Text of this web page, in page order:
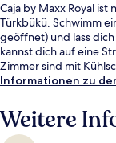
Caja by Maxx Royal
Türkbükü. Schwimm
geöffnet) und lass
kannst dich auf eine
Zimmer sind mit
Informationen zu
Weitere